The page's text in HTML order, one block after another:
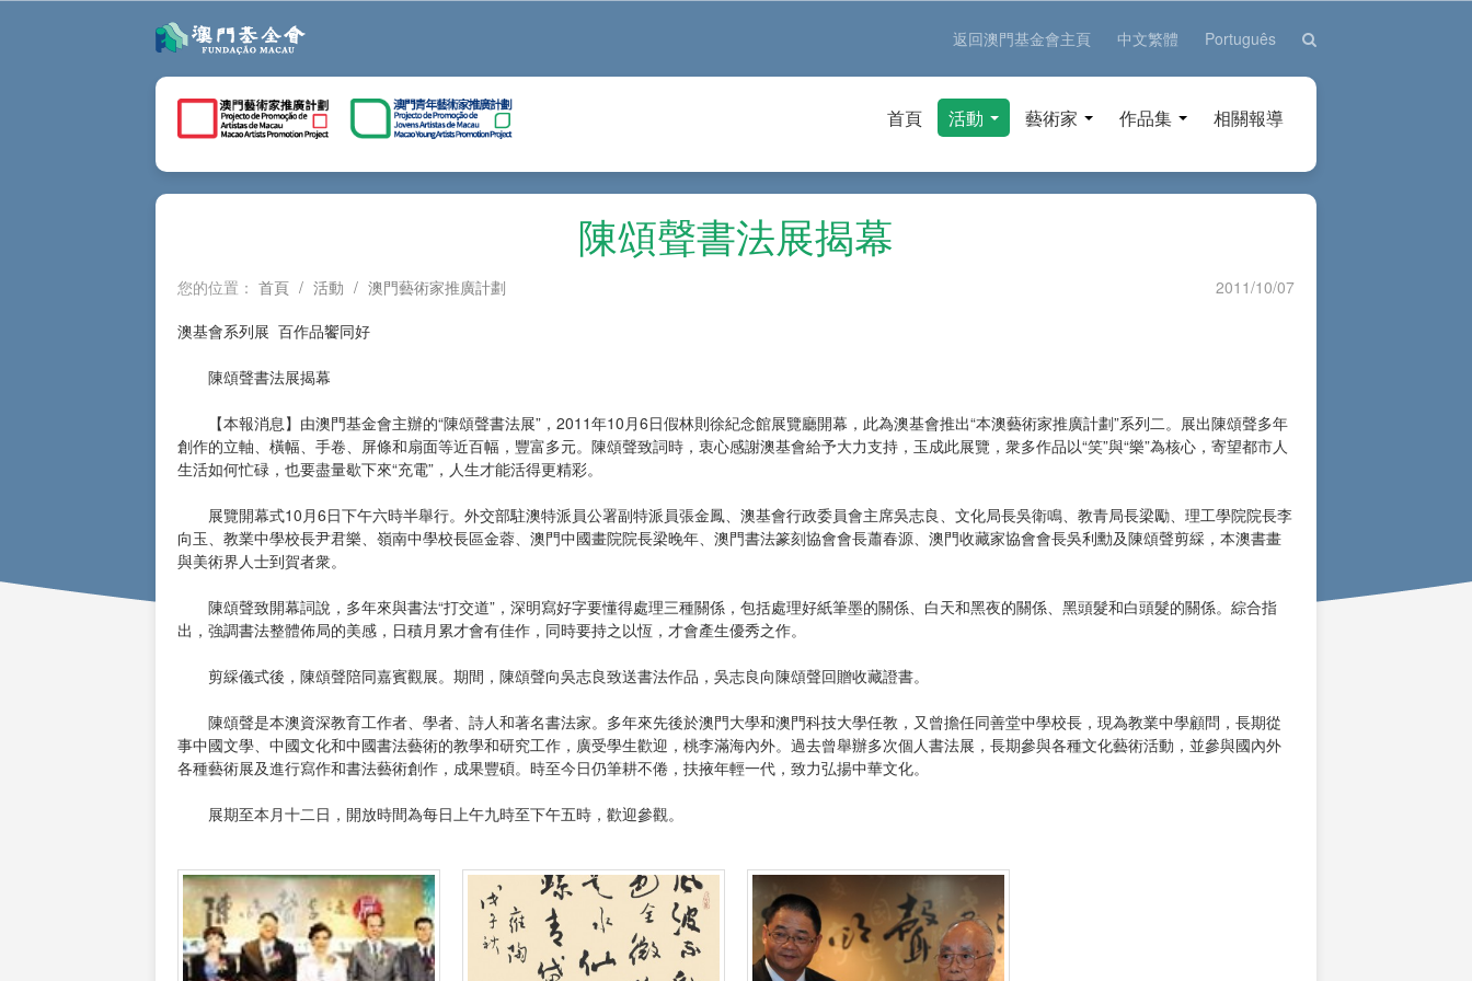
返回澳門基金會主頁 中文繁體 Português
首頁 活動 藝術家 作品集 相關報導
陳頌聲書法展揭幕
您的位置： 首頁 / 活動 / 澳門藝術家推廣計劃
2011/10/07
澳基會系列展 百作品饗同好
陳頌聲書法展揭幕
【本報消息】由澳門基金會主辦的“陳頌聲書法展”，2011年10月6日假林則徐紀念館展覽廳開幕，此為澳基會推出“本澳藝術家推廣計劃”系列二。展出陳頌聲多年
創作的立軸、橫幅、手卷、屏條和扇面等近百幅，豐富多元。陳頌聲致詞時，衷心感謝澳基會給予大力支持，玉成此展覽，衆多作品以“笑”與“樂”為核心，寄望都市人
生活如何忙碌，也要盡量歇下來“充電”，人生才能活得更精彩。
展覽開幕式10月6日下午六時半舉行。外交部駐澳特派員公署副特派員張金鳳、澳基會行政委員會主席吳志良、文化局長吳衛鳴、教青局長梁勵、理工學院院長李
向玉、教業中學校長尹君樂、嶺南中學校長區金蓉、澳門中國畫院院長梁晚年、澳門書法篆刻協會會長蕭春源、澳門收藏家協會會長吳利勳及陳頌聲剪綵，本澳書畫
與美術界人士到賀者衆。
陳頌聲致開幕詞說，多年來與書法“打交道”，深明寫好字要懂得處理三種關係，包括處理好紙筆墨的關係、白天和黑夜的關係、黑頭髮和白頭髮的關係。綜合指
出，強調書法整體佈局的美感，日積月累才會有佳作，同時要持之以恆，才會產生優秀之作。
剪綵儀式後，陳頌聲陪同嘉賓觀展。期間，陳頌聲向吳志良致送書法作品，吳志良向陳頌聲回贈收藏證書。
陳頌聲是本澳資深教育工作者、學者、詩人和著名書法家。多年來先後於澳門大學和澳門科技大學任教，又曾擔任同善堂中學校長，現為教業中學顧問，長期從
事中國文學、中國文化和中國書法藝術的教學和研究工作，廣受學生歡迎，桃李滿海內外。過去曾舉辦多次個人書法展，長期參與各種文化藝術活動，並參與國內外
各種藝術展及進行寫作和書法藝術創作，成果豐碩。時至今日仍筆耕不倦，扶掖年輕一代，致力弘揚中華文化。
展期至本月十二日，開放時間為每日上午九時至下午五時，歡迎參觀。